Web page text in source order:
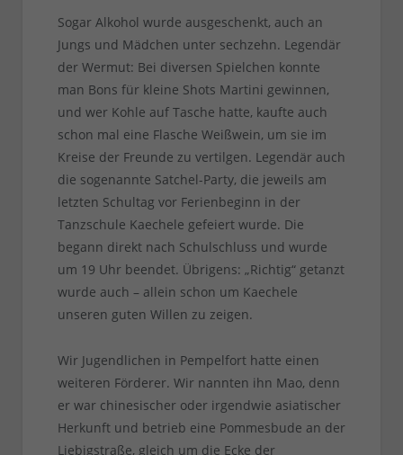
Sogar Alkohol wurde ausgeschenkt, auch an
Jungs und Mädchen unter sechzehn. Legendär
der Wermut: Bei diversen Spielchen konnte
man Bons für kleine Shots Martini gewinnen,
und wer Kohle auf Tasche hatte, kaufte auch
schon mal eine Flasche Weißwein, um sie im
Kreise der Freunde zu vertilgen. Legendär auch
die sogenannte Satchel-Party, die jeweils am
letzten Schultag vor Ferienbeginn in der
Tanzschule Kaechele gefeiert wurde. Die
begann direkt nach Schulschluss und wurde
um 19 Uhr beendet. Übrigens: „Richtig“ getanzt
wurde auch – allein schon um Kaechele
unseren guten Willen zu zeigen.
Wir Jugendlichen in Pempelfort hatte einen
weiteren Förderer. Wir nannten ihn Mao, denn
er war chinesischer oder irgendwie asiatischer
Herkunft und betrieb eine Pommesbude an der
Liebigstraße, gleich um die Ecke der